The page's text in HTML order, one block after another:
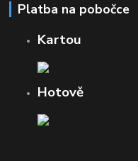
Platba na pobočce
Kartou
Hotově